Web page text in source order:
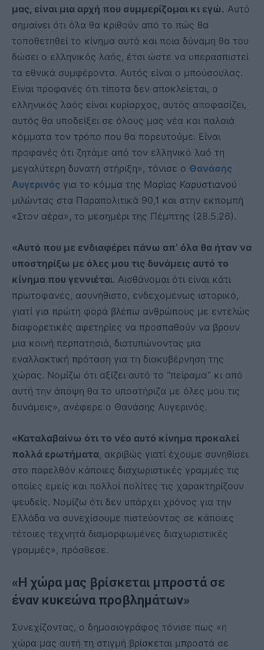
μας, είναι μια αρχή που συμμερίζομαι κι εγώ. Αυτό
σημαίνει ότι όλα θα κριθούν από το πώς θα
τοποθετηθεί το κίνημα αυτό και ποια δύναμη θα του
δώσει ο ελληνικός λαός, έτσι ώστε να υπερασπιστεί
τα εθνικά συμφέροντα. Αυτός είναι ο μπούσουλας.
Είναι προφανές ότι τίποτα δεν αποκλείεται, ο
ελληνικός λαός είναι κυρίαρχος, αυτός αποφασίζει,
αυτός θα υποδείξει σε όλους μας νέα και παλαιά
κόμματα τον τρόπο που θα πορευτούμε. Είναι
προφανές ότι ζητάμε από τον ελληνικό λαό τη
μεγαλύτερη δυνατή στήριξη», τόνισε ο Θανάσης
Αυγερινός για το κόμμα της Μαρίας Καρυστιανού
μιλώντας στα Παραπολιτικά 90,1 και στην εκπομπή
«Στον αέρα», το μεσημέρι της Πέμπτης (28.5.26).
«Αυτό που με ενδιαφέρει πάνω απ’ όλα θα ήταν να
υποστηρίξω με όλες μου τις δυνάμεις αυτό το
κίνημα που γεννιέται. Αισθάνομαι ότι είναι κάτι
πρωτοφανές, ασυνήθιστο, ενδεχομένως ιστορικό,
γιατί για πρώτη φορά βλέπω ανθρώπους με εντελώς
διαφορετικές αφετηρίες να προσπαθούν να βρουν
μια κοινή περπατησιά, διατυπώνοντας μια
εναλλακτική πρόταση για τη διακυβέρνηση της
χώρας. Νομίζω ότι αξίζει αυτό το “πείραμα” κι από
αυτή την άποψη θα το υποστήριζα με όλες μου τις
δυνάμεις», ανέφερε ο Θανάσης Αυγερινός.
«Καταλαβαίνω ότι το νέο αυτό κίνημα προκαλεί
πολλά ερωτήματα, ακριβώς γιατί έχουμε συνηθίσει
στο παρελθόν κάποιες διαχωριστικές γραμμές τις
οποίες εμείς και πολλοί πολίτες τις χαρακτηρίζουν
ψευδείς. Νομίζω ότι δεν υπάρχει χρόνος για την
Ελλάδα να συνεχίσουμε πιστεύοντας σε κάποιες
τέτοιες τεχνητά διαμορφωμένες διαχωριστικές
γραμμές», πρόσθεσε.
«Η χώρα μας βρίσκεται μπροστά σε
έναν κυκεώνα προβλημάτων»
Συνεχίζοντας, ο δημοσιογράφος τόνισε πως «η
χώρα μας αυτή τη στιγμή βρίσκεται μπροστά σε